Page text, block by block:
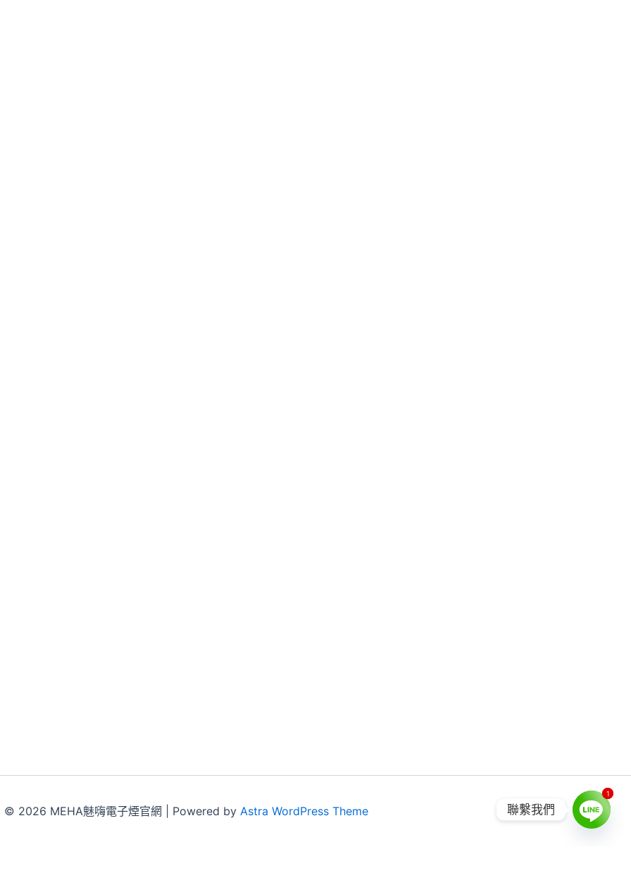
2026 MEHA魅嗨電子煙官網 | Powered by Astra WordPress Theme 聯繫我們
11